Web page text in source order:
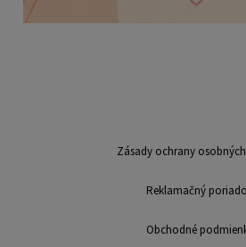
Zásady ochrany
Reklamačný
Obchodné